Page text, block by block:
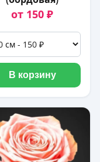
от 150 ₽
В корзину